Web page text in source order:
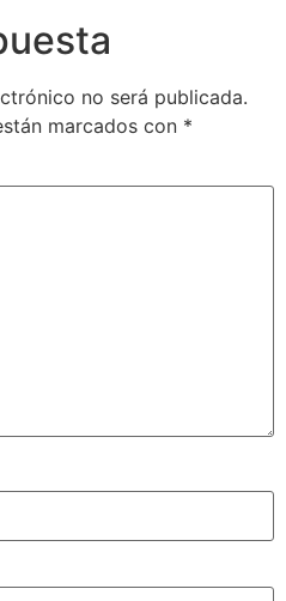
no será publicada.
marcados con *